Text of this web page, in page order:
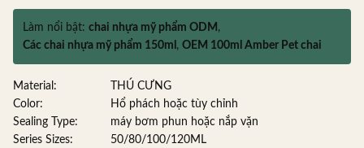
Làm nổi bật: chai nhựa mỹ phẩm ODM ,
Các chai nhựa mỹ phẩm 150ml , OEM 100ml Amber Pet chai
Material:
THÚ CƯNG
Color:
Hổ phách hoặc tùy chỉnh
Sealing Type:
máy bơm phun hoặc nắp vặn
Series Sizes:
50/80/100/120ML